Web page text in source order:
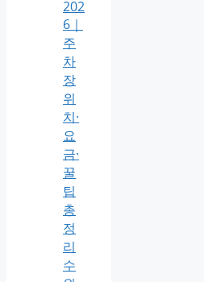
202
6｜
주
차
장
위
치·
요
금·
꿀
팁
총
정
리
수